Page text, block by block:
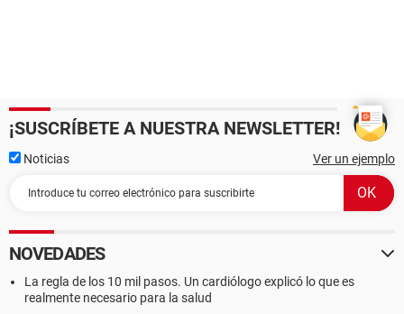
¡SUSCRÍBETE A NUESTRA NEWSLETTER!
Noticias Ver un ejemplo
NOVEDADES
La regla de los 10 mil pasos. Un cardiólogo explicó lo que es
realmente necesario para la salud